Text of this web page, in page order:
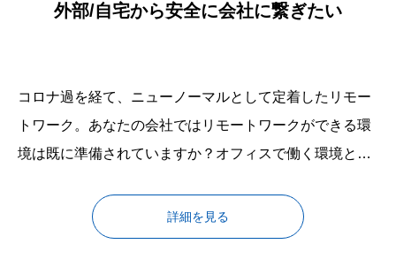
外部/自宅から安全に会社に繋ぎたい
コロナ過を経て、ニューノーマルとして定着したリモー
トワーク。あなたの会社ではリモートワークができる環
境は既に準備されていますか？オフィスで働く環境とリ
が常識になっていく中、外部や自宅から安全に会社に繋
ぐ環境は必須項目です。より繋ぎやすく、より働きやす
詳細を見る